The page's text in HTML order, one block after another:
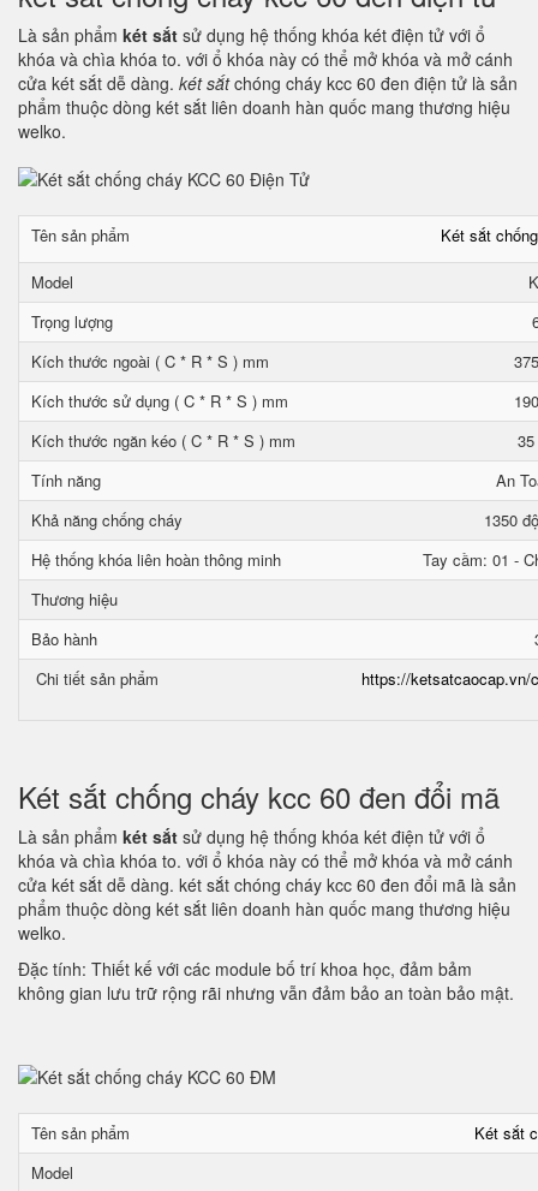
Là sản phẩm két sắt sử dụng hệ thống khóa két điện tử với ổ
khóa và chìa khóa to. với ổ khóa này có thể mở khóa và mở cánh
cửa két sắt dễ dàng. két sắtchóng cháy kcc 60 đen điện tử là sản
phẩm thuộc dòng két sắt liên doanh hàn quốc mang thương hiệu
welko.
Tên sản phẩm Két sắt
Model
Trọng lượng
Kích thước ngoài ( C * R * S ) mm
Kích thước sử dụng ( C * R * S ) mm
Kích thước ngăn kéo ( C * R * S ) mm
Tính năng
An
Khả năng chống cháy
1350
Hệ thống khóa liên hoàn thông minh
Tay cầm: 01 -
Thương hiệu
Bảo hành
Chi tiết sản phẩm
https://ketsatcaocap.vn/
Két sắt chống cháy kcc 60 đen đổi mã
Là sản phẩm két sắt sử dụng hệ thống khóa két điện tử với ổ
khóa và chìa khóa to. với ổ khóa này có thể mở khóa và mở cánh
cửa két sắt dễ dàng. két sắt chóng cháy kcc 60 đen đổi mã là sản
phẩm thuộc dòng két sắt liên doanh hàn quốc mang thương hiệu
welko.
Đặc tính: Thiết kế với các module bố trí khoa học, đảm bảm
không gian lưu trữ rộng rãi nhưng vẫn đảm bảo an toàn bảo mật.
Tên sản phẩm
Két sắt
Model